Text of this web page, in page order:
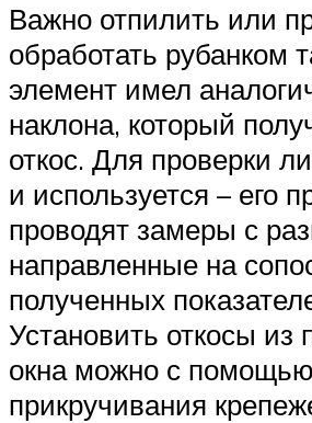
Важно отпилить или
обработать рубанком
элемент имел
наклона, который
откос. Для проверки
и используется – его
проводят замеры с
направленные на
полученных
Установить откосы из
окна можно с помощью
прикручивания